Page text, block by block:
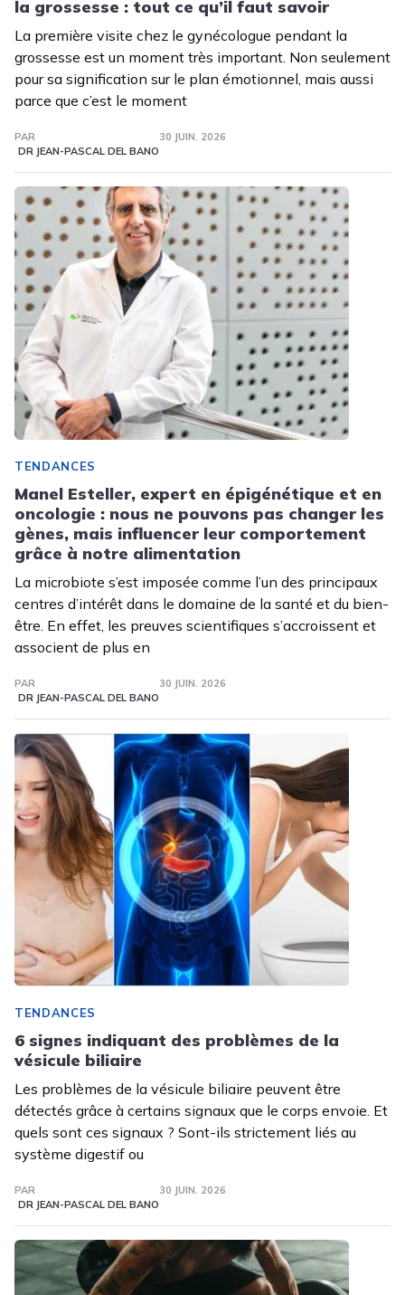
la grossesse : tout ce qu’il faut savoir
La première visite chez le gynécologue pendant la
grossesse est un moment très important. Non seulement
pour sa signification sur le plan émotionnel, mais aussi
parce que c’est le moment
PAR
DR JEAN-PASCAL DEL BANO
30 JUIN. 2026
TENDANCES
Manel Esteller, expert en épigénétique et en
oncologie : nous ne pouvons pas changer les
gènes, mais influencer leur comportement
grâce à notre alimentation
La microbiote s’est imposée comme l’un des principaux
centres d’intérêt dans le domaine de la santé et du bien-
être. En effet, les preuves scientifiques s’accroissent et
associent de plus en
PAR
DR JEAN-PASCAL DEL BANO
30 JUIN. 2026
TENDANCES
6 signes indiquant des problèmes de la
vésicule biliaire
Les problèmes de la vésicule biliaire peuvent être
détectés grâce à certains signaux que le corps envoie. Et
quels sont ces signaux ? Sont-ils strictement liés au
système digestif ou
PAR
DR JEAN-PASCAL DEL BANO
30 JUIN. 2026